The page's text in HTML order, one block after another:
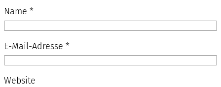
Name *
E-Mail-Adresse *
Website